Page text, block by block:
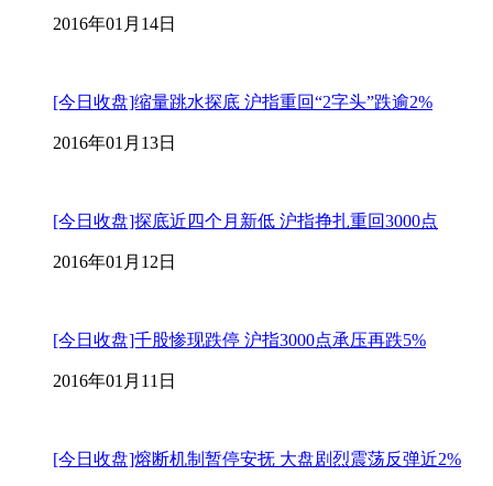
2016年01月14日
[今日收盘]缩量跳水探底 沪指重回“2字头”跌逾2%
2016年01月13日
[今日收盘]探底近四个月新低 沪指挣扎重回3000点
2016年01月12日
[今日收盘]千股惨现跌停 沪指3000点承压再跌5%
2016年01月11日
[今日收盘]熔断机制暂停安抚 大盘剧烈震荡反弹近2%